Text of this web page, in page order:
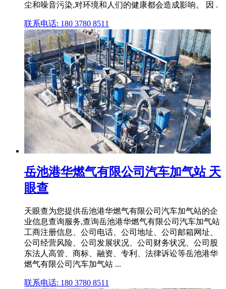
尘和噪音污染,对环境和人们的健康都会造成影响。 因 .
联系电话: 180 3780 8511
岳池港华燃气有限公司汽车加气站 天
眼查
天眼查为您提供岳池港华燃气有限公司汽车加气站的企
业信息查询服务,查询岳池港华燃气有限公司汽车加气站
工商注册信息、公司电话、公司地址、公司邮箱网址、
公司经营风险、公司发展状况、公司财务状况、公司股
东法人高管、商标、融资、专利、法律诉讼等岳池港华
燃气有限公司汽车加气站 ...
联系电话: 180 3780 8511